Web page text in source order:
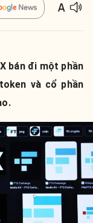
bán đi một phần
và cổ phần